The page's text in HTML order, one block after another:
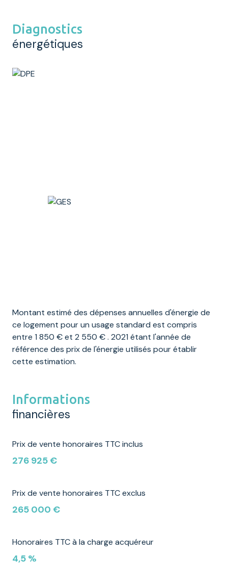
Diagnostics
énergétiques
Montant estimé des dépenses annuelles d'énergie de
ce logement pour un usage standard est compris
entre 1 850 € et 2 550 € . 2021 étant l'année de
référence des prix de l'énergie utilisés pour établir
cette estimation.
Informations
financières
Prix de vente honoraires TTC inclus
276 925 €
Prix de vente honoraires TTC exclus
265 000 €
Honoraires TTC à la charge acquéreur
4,5 %